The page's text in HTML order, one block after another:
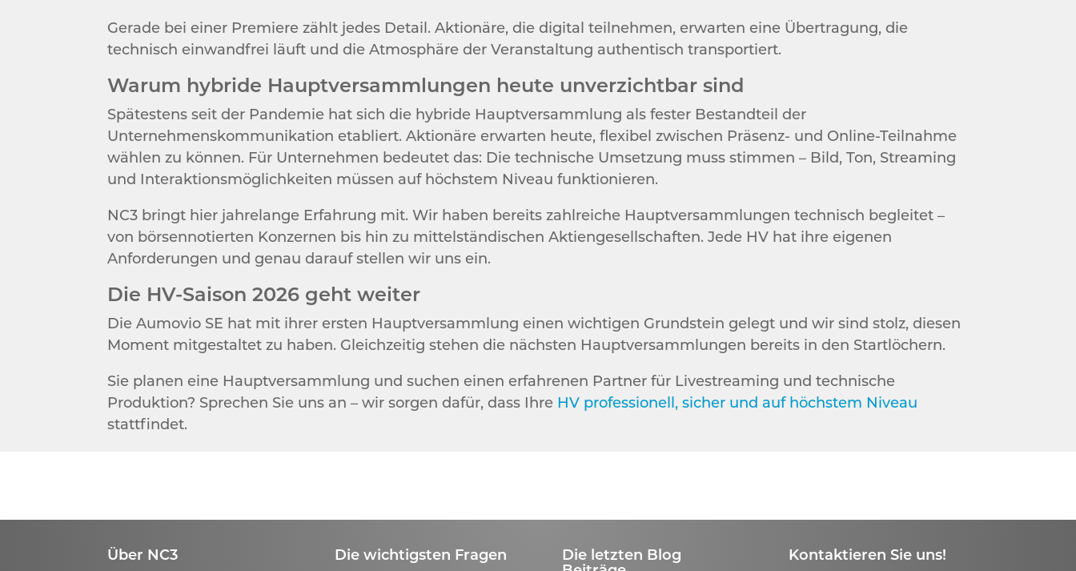
Gerade bei einer Premiere zählt jedes Detail. Aktionäre, die digital teilnehmen, erwarten eine Übertragung, die
technisch einwandfrei läuft und die Atmosphäre der Veranstaltung authentisch transportiert.
Warum hybride Hauptversammlungen heute unverzichtbar sind
Spätestens seit der Pandemie hat sich die hybride Hauptversammlung als fester Bestandteil der
Unternehmenskommunikation etabliert. Aktionäre erwarten heute, flexibel zwischen Präsenz- und Online-Teilnahme
wählen zu können. Für Unternehmen bedeutet das: Die technische Umsetzung muss stimmen – Bild, Ton, Streaming
und Interaktionsmöglichkeiten müssen auf höchstem Niveau funktionieren.
NC3 bringt hier jahrelange Erfahrung mit. Wir haben bereits zahlreiche Hauptversammlungen technisch begleitet –
von börsennotierten Konzernen bis hin zu mittelständischen Aktiengesellschaften. Jede HV hat ihre eigenen
Anforderungen und genau darauf stellen wir uns ein.
Die HV-Saison 2026 geht weiter
Die Aumovio SE hat mit ihrer ersten Hauptversammlung einen wichtigen Grundstein gelegt und wir sind stolz, diesen
Moment mitgestaltet zu haben. Gleichzeitig stehen die nächsten Hauptversammlungen bereits in den Startlöchern.
Sie planen eine Hauptversammlung und suchen einen erfahrenen Partner für Livestreaming und technische
Produktion? Sprechen Sie uns an – wir sorgen dafür, dass Ihre HV professionell, sicher und auf höchstem Niveau
stattfindet.
Über NC3 Die wichtigsten Fragen
Die letzten Blog
Kontaktieren Sie uns!